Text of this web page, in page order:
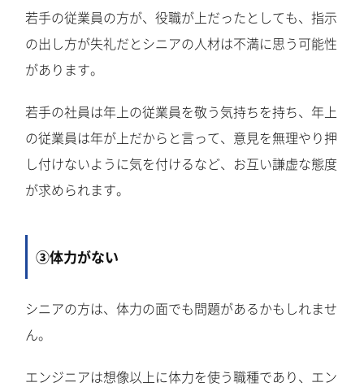
若手の従業員の方が、役職が上だったとしても、指示
の出し方が失礼だとシニアの人材は不満に思う可能性
があります。
若手の社員は年上の従業員を敬う気持ちを持ち、年上
の従業員は年が上だからと言って、意見を無理やり押
し付けないように気を付けるなど、お互い謙虚な態度
が求められます。
③体力がない
シニアの方は、体力の面でも問題があるかもしれませ
ん。
エンジニアは想像以上に体力を使う職種であり、エン